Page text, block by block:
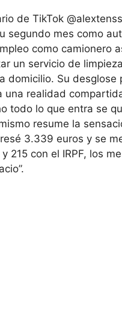
de TikTok
segundo mes como
como camionero
un servicio de
domicilio. Su desglose
una realidad
todo lo que entra se
resume la
3.339 euros y se
215 con el IRPF, los